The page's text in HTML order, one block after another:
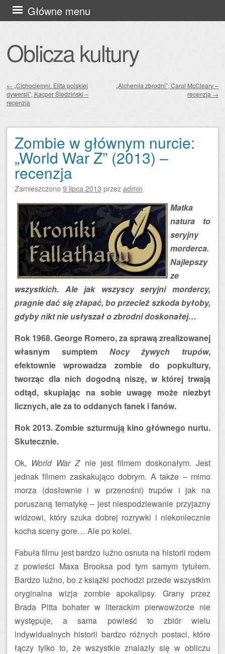
Oblicza kultury
Główne menu
Przejdź
do
Zobacz wpisy
← „Cichociemni. Elita polskiej
dywersji”, Kacper Śledziński –
recenzja
„Alchemia zbrodni”, Carol McCleary –
recenzja →
Zombie w głównym nurcie:
„World War Z” (2013) –
recenzja
Zamieszczono9 lipca 2013 przezadmin
Matka
natura to
seryjny
morderca.
Najlepszy
ze
wszystkich. Ale jak wszyscy seryjni mordercy,
pragnie dać się złapać, bo przecież szkoda byłoby,
gdyby nikt nie usłyszał o zbrodni doskonałej…
Rok 1968. George Romero, za sprawą zrealizowanej
własnym sumptem Nocy żywych trupów,
efektownie wprowadza zombie do popkultury,
tworząc dla nich dogodną niszę, w której trwają
odtąd, skupiając na sobie uwagę może niezbyt
licznych, ale za to oddanych fanek i fanów.
Rok 2013. Zombie szturmują kino głównego nurtu.
Skutecznie.
Ok, World War Znie jest filmem doskonałym. Jest
jednak filmem zaskakująco dobrym. A także – mimo
morza (dosłownie i w przenośni) trupów i jak na
poruszaną tematykę – jest niespodziewanie przyjazny
widzowi, który szuka dobrej rozrywki i niekoniecznie
kocha sceny gore… Ale po kolei.
Fabuła filmu jest bardzo luźno osnuta na historii rodem
z powieści Maxa Brooksa pod tym samym tytułem.
Bardzo luźno, bo z książki pochodzi przede wszystkim
oryginalna wizja zombie apokalipsy. Grany przez
Brada Pitta bohater w literackim pierwowzorze nie
występuje, a sama powieść to zbiór wielu
indywidualnych historii bardzo różnych postaci, które
łączy tylko to, że wszystkie znalazły się w obliczu